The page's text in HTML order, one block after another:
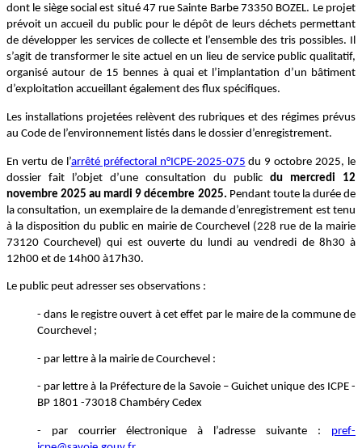
dont le siège social est situé 47 rue Sainte Barbe 73350 BOZEL. Le projet
prévoit un accueil du public pour le dépôt de leurs déchets permettant
de développer les services de collecte et l’ensemble des tris possibles. Il
s’agit de transformer le site actuel en un lieu de service public qualitatif,
organisé autour de 15 bennes à quai et l’implantation d’un bâtiment
d’exploitation accueillant également des flux spécifiques.
Les installations projetées relèvent des rubriques et des régimes prévus
au Code de l’environnement listés dans le dossier d’enregistrement.
En vertu de l’arrêté préfectoral n°ICPE-2025-075 du 9 octobre 2025, le
dossier fait l’objet d’une consultation du public du mercredi 12
novembre 2025 au mardi 9 décembre 2025. Pendant toute la durée de
la consultation, un exemplaire de la demande d’enregistrement est tenu
à la disposition du public en mairie de Courchevel (228 rue de la mairie
73120 Courchevel) qui est ouverte du lundi au vendredi de 8h30 à
12h00 et de 14h00 à17h30.
Le public peut adresser ses observations :
- dans le registre ouvert à cet effet par le maire de la commune de
Courchevel ;
- par lettre à la mairie de Courchevel :
- par lettre à la Préfecture de la Savoie – Guichet unique des ICPE -
BP 1801 -73018 Chambéry Cedex
- par courrier électronique à l’adresse suivante : pref-